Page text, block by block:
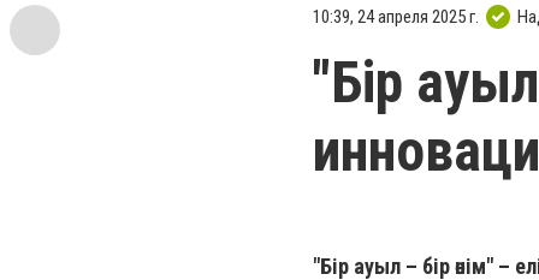
10:39, 24 апреля 2025 г.
"Бір
"Бір ауыл – бір өнім" –